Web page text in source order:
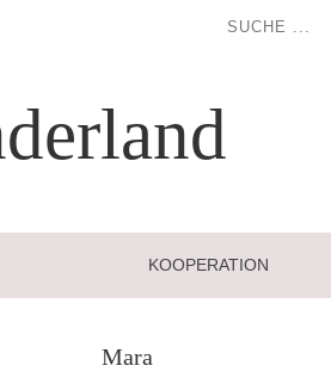
KOOPERATION
Mara